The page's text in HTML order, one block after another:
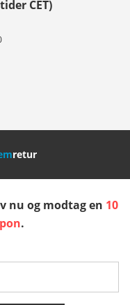
Italien (Deutsch)
Norge
CET)
retur
nu og modtag en 10
.